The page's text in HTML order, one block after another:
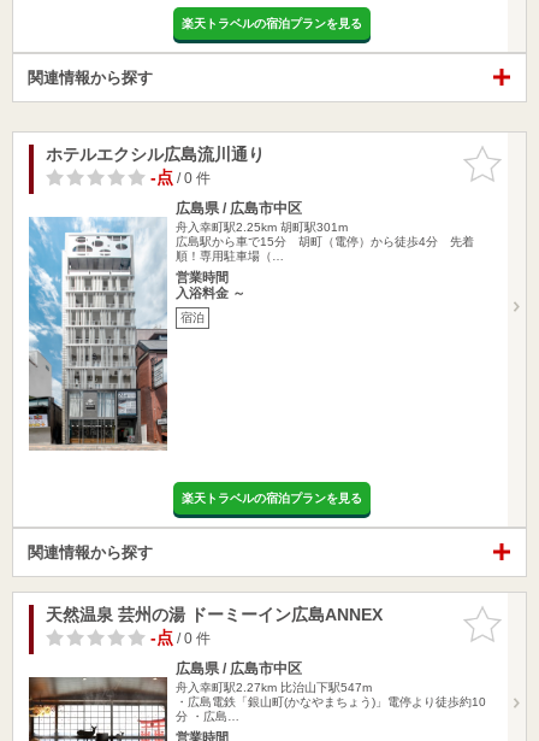
楽天トラベルの宿泊プランを見る
関連情報から探す
お気に入
りに追加
ホテルエクシル広島流川通り
-点/ 0 件
広島県 / 広島市中区
舟入幸町駅2.25km 胡町駅301m
広島駅から車で15分 胡町（電停）から徒歩4分 先着
順！専用駐車場（…
営業時間
入浴料金 ～
宿泊
楽天トラベルの宿泊プランを見る
関連情報から探す
お気に入
りに追加
天然温泉 芸州の湯 ドーミーイン広島ANNEX
-点/ 0 件
広島県 / 広島市中区
舟入幸町駅2.27km 比治山下駅547m
・広島電鉄「銀山町(かなやまちょう)」電停より徒歩約10
分 ・広島…
営業時間